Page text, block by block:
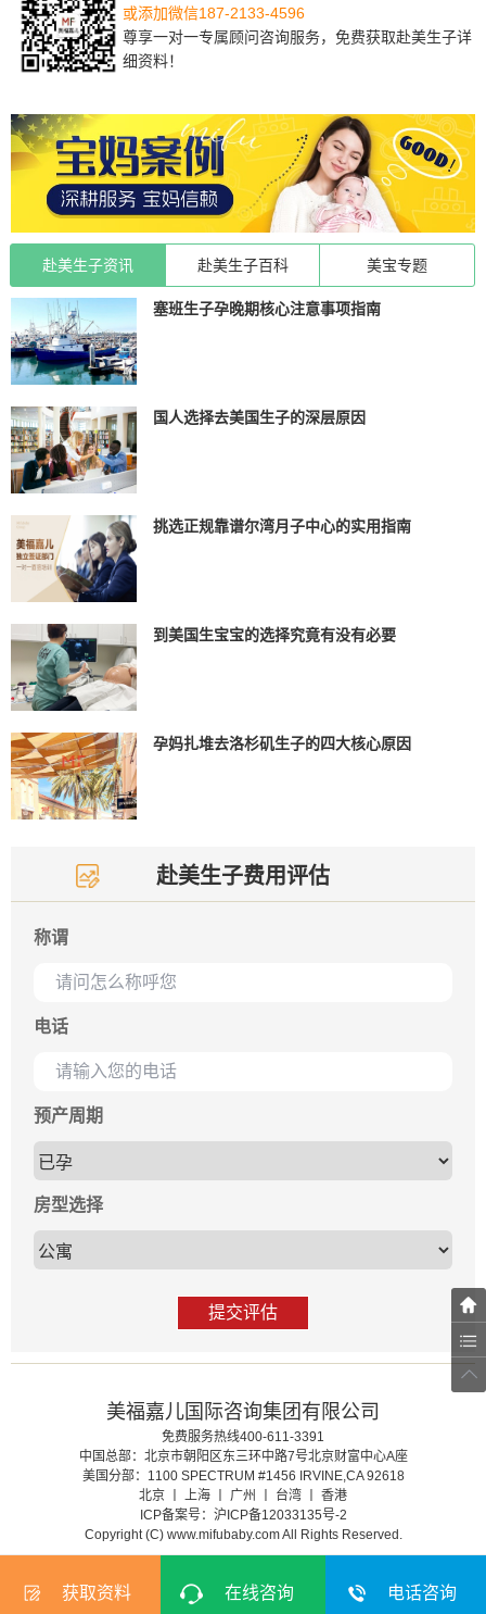
或添加微信187-2133-4596
尊享一对一专属顾问咨询服务，免费获取赴美生子详
细资料！
赴美生子资讯 赴美生子百科 美宝专题
塞班生子孕晚期核心注意事项指南
国人选择去美国生子的深层原因
挑选正规靠谱尔湾月子中心的实用指南
到美国生宝宝的选择究竟有没有必要
孕妈扎堆去洛杉矶生子的四大核心原因
赴美生子费用评估
称谓
电话
预产周期
房型选择
提交评估
美福嘉儿国际咨询集团有限公司
免费服务热线400-611-3391
中国总部：北京市朝阳区东三环中路7号北京财富中心A座
美国分部：1100 SPECTRUM #1456 IRVINE,CA 92618
北京 丨 上海 丨 广州 丨 台湾 丨 香港
ICP备案号：沪ICP备12033135号-2
Copyright (C) www.mifubaby.com All Rights Reserved.
获取资料 在线咨询 电话咨询